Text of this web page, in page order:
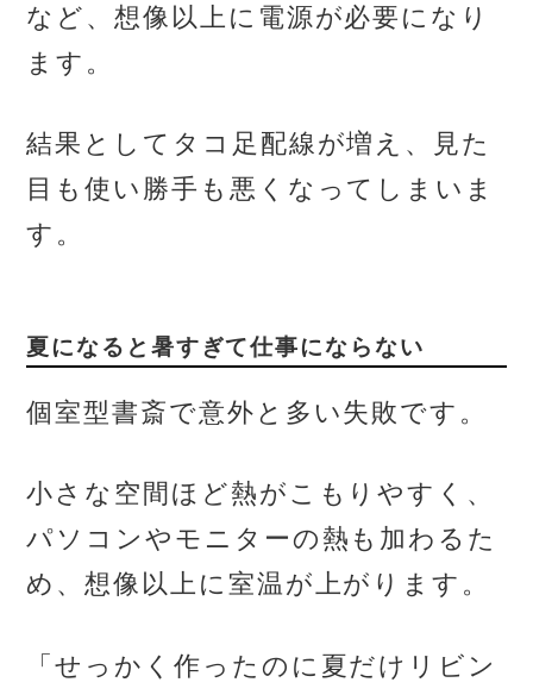
など、想像以上に電源が必要になり
ます。
結果としてタコ足配線が増え、見た
目も使い勝手も悪くなってしまいま
す。
夏になると暑すぎて仕事にならない
個室型書斎で意外と多い失敗です。
小さな空間ほど熱がこもりやすく、
パソコンやモニターの熱も加わるた
め、想像以上に室温が上がります。
「せっかく作ったのに夏だけリビン